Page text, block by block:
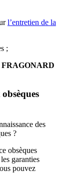
l’entretien de la
;
FRAGONARD
des
?
obsèques
garanties
pouvez